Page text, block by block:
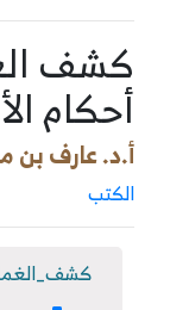
كشف
أحكام
أ.د. عارف بن
الكتب